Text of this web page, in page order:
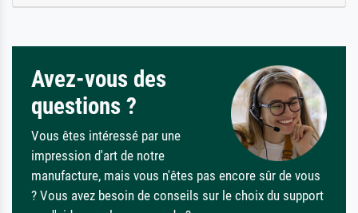
Avez-vous des
questions ?
Vous êtes intéressé par une
impression d'art de notre
manufacture, mais vous n'êtes pas encore sûr de vous
? Vous avez besoin de conseils sur le choix du support